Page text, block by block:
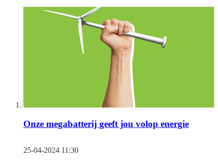
Onze megabatterij geeft jou volop energie
25-04-2024 11:30